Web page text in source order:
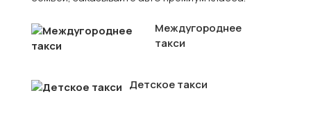
Междугороднее
такси
Детское такси